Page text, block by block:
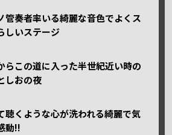
管奏者率いる綺麗な音色でよくス
しいステージ
らこの道に入った半世紀近い時の
しおの夜
聴くような心が洗われる綺麗で気
動!!